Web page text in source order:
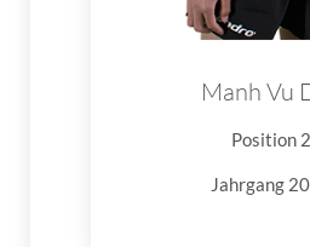
Manh Vu
Position 2
Jahrgang